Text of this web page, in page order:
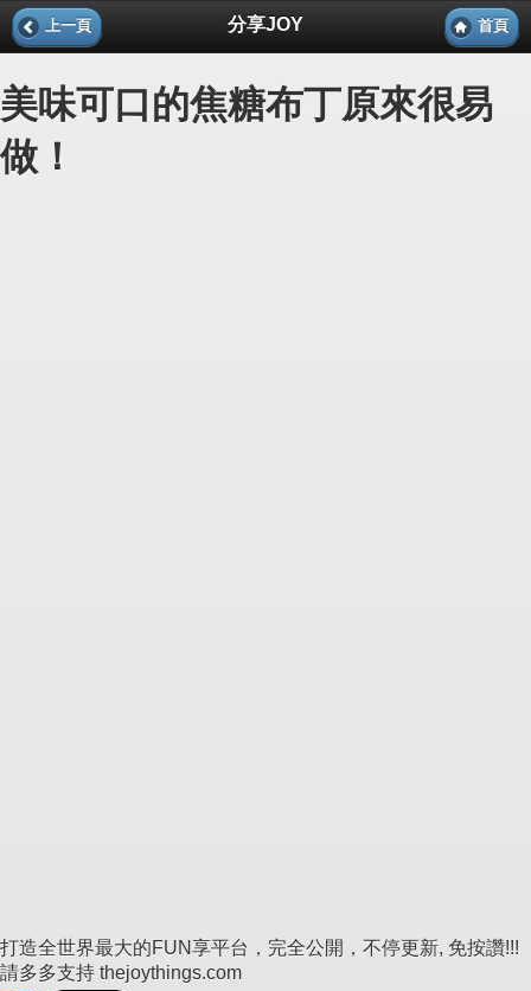
上一頁 分享JOY 首頁
美味可口的焦糖布丁原來很易
做！
打造全世界最大的FUN享平台，完全公開，不停更新, 免按讚!!!
請多多支持 thejoythings.com